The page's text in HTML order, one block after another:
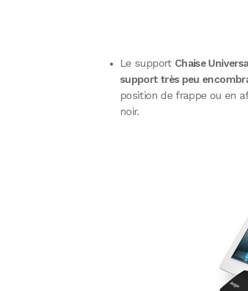
Le support Chaise
support très peu
position de frappe ou en
noir.